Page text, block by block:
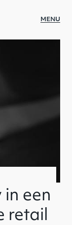
MENU
een
retail